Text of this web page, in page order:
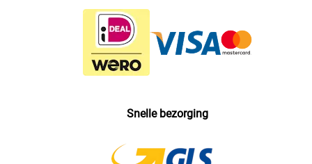
Snelle bezorging